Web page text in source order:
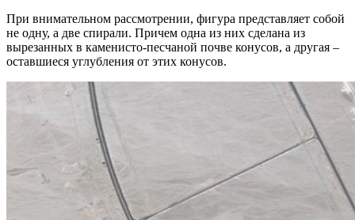
При внимательном рассмотрении, фигура представляет собой
не одну, а две спирали. Причем одна из них сделана из
вырезанных в каменисто-песчаной почве конусов, а другая –
оставшиеся углубления от этих конусов.